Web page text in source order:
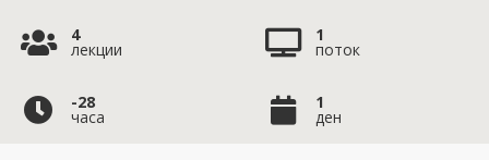
4
лекции
1
поток
-28
часа
1
ден